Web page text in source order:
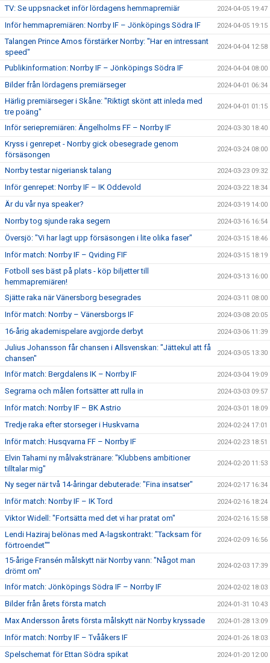
TV: Se uppsnacket inför lördagens hemmapremiär 2024-04-05 19:47
Inför hemmapremiären: Norrby IF – Jönköpings Södra IF 2024-04-05 19:15
Talangen Prince Amos förstärker Norrby: "Har en intressant
speed"
2024-04-04 12:58
Publikinformation: Norrby IF – Jönköpings Södra IF 2024-04-04 08:00
Bilder från lördagens premiärseger 2024-04-01 06:34
Härlig premiärseger i Skåne: "Riktigt skönt att inleda med
tre poäng"
2024-04-01 01:15
Inför seriepremiären: Ängelholms FF – Norrby IF 2024-03-30 18:40
Kryss i genrepet - Norrby gick obesegrade genom
försäsongen
2024-03-24 08:00
Norrby testar nigeriansk talang 2024-03-23 09:32
Inför genrepet: Norrby IF – IK Oddevold 2024-03-22 18:34
Är du vår nya speaker? 2024-03-19 14:00
Norrby tog sjunde raka segern 2024-03-16 16:54
Översjö: "Vi har lagt upp försäsongen i lite olika faser" 2024-03-15 18:46
Inför match: Norrby IF – Qviding FIF 2024-03-15 18:19
Fotboll ses bäst på plats - köp biljetter till
hemmapremiären!
2024-03-13 16:00
Sjätte raka när Vänersborg besegrades 2024-03-11 08:00
Inför match: Norrby – Vänersborgs IF 2024-03-08 20:05
16-årig akademispelare avgjorde derbyt 2024-03-06 11:39
Julius Johansson får chansen i Allsvenskan: "Jättekul att få
chansen"
2024-03-05 13:30
Inför match: Bergdalens IK – Norrby IF 2024-03-04 19:09
Segrarna och målen fortsätter att rulla in 2024-03-03 09:57
Inför match: Norrby IF – BK Astrio 2024-03-01 18:09
Tredje raka efter storseger i Huskvarna 2024-02-24 17:01
Inför match: Husqvarna FF – Norrby IF 2024-02-23 18:51
Elvin Tahami ny målvakstränare: "Klubbens ambitioner
tilltalar mig"
2024-02-20 11:53
Ny seger när två 14-åringar debuterade: "Fina insatser" 2024-02-17 16:34
Inför match: Norrby IF – IK Tord 2024-02-16 18:24
Viktor Widell: "Fortsätta med det vi har pratat om" 2024-02-16 15:58
Lendi Haziraj belönas med A-lagskontrakt: "Tacksam för
förtroendet""
2024-02-09 16:56
15-årige Fransén målskytt när Norrby vann: "Något man
drömt om"
2024-02-03 17:39
Inför match: Jönköpings Södra IF – Norrby IF 2024-02-02 18:03
Bilder från årets första match 2024-01-31 10:43
Max Andersson årets första målskytt när Norrby kryssade 2024-01-28 13:09
Inför match: Norrby IF – Tvååkers IF 2024-01-26 18:03
Spelschemat för Ettan Södra spikat 2024-01-20 12:00